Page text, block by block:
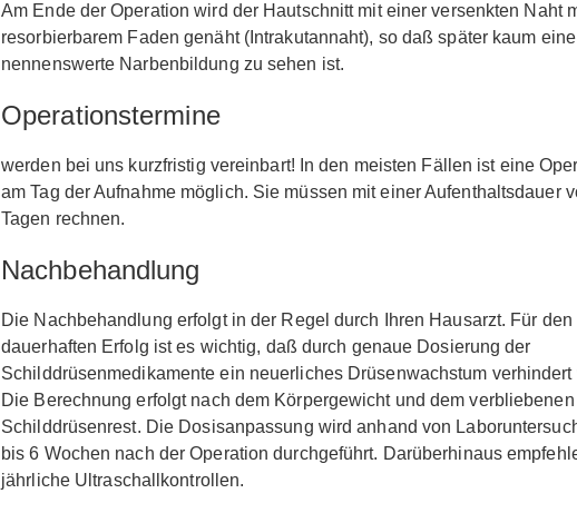
Am Ende der Operation wird der Hautschnitt mit einer versenkten Naht
resorbierbarem Faden genäht (Intrakutannaht), so daß später kaum eine
nennenswerte Narbenbildung zu sehen ist.
Operationstermine
werden bei uns kurzfristig vereinbart! In den meisten Fällen ist eine
am Tag der Aufnahme möglich. Sie müssen mit einer Aufenthaltsdauer
Tagen rechnen.
Nachbehandlung
Die Nachbehandlung erfolgt in der Regel durch Ihren Hausarzt. Für den
dauerhaften Erfolg ist es wichtig, daß durch genaue Dosierung der
Schilddrüsenmedikamente ein neuerliches Drüsenwachstum verhindert
Die Berechnung erfolgt nach dem Körpergewicht und dem verbliebenen
Schilddrüsenrest. Die Dosisanpassung wird anhand von
bis 6 Wochen nach der Operation durchgeführt. Darüberhinaus
jährliche Ultraschallkontrollen.